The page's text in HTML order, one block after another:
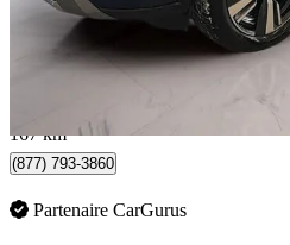
29 493 $
167 $/mois env.
167 km
(877) 793-3860
Partenaire CarGurus